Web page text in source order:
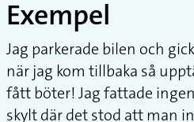
Exempel
Jag parkerade bilen och
när jag kom tillbaka så
fått böter! Jag fattade
skylt där det stod att man